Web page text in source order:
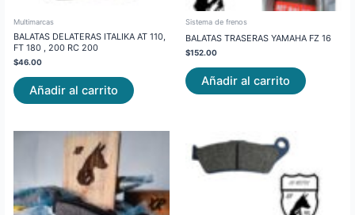
Multimarcas
BALATAS DELATERAS ITALIKA AT 110,
FT 180 , 200 RC 200
$46.00
Añadir al carrito
Sistema de frenos
BALATAS TRASERAS YAMAHA FZ 16
$152.00
Añadir al carrito